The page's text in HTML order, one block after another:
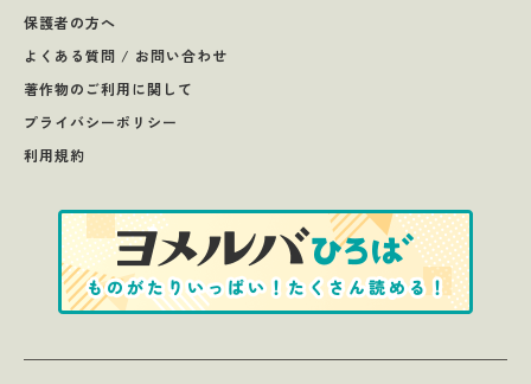
保護者の方へ
よくある質問 / お問い合わせ
著作物のご利用に関して
プライバシーポリシー
利用規約